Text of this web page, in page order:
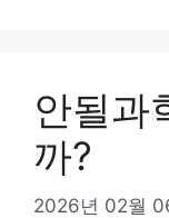
안될과
까?
2026년 02월